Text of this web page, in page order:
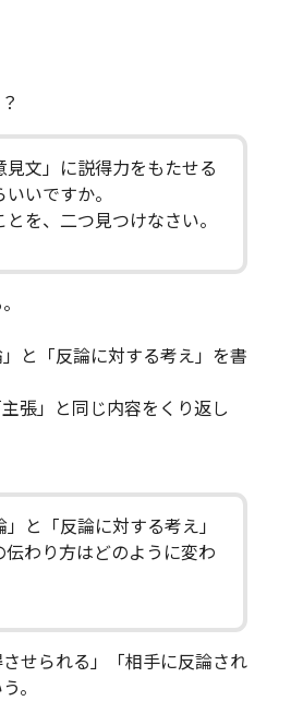
見文」に説得力をもたせる
いですか。
を、二つ見つけなさい。
と「反論に対する考え」を書
張」と同じ内容をくり返し
」と「反論に対する考え」
伝わり方はどのように変わ
せられる」「相手に反論され
。